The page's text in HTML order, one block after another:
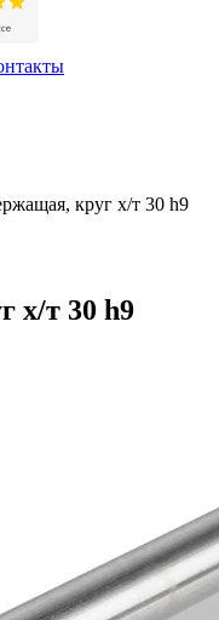
круг х/т 30 h9
х/т 30 h9